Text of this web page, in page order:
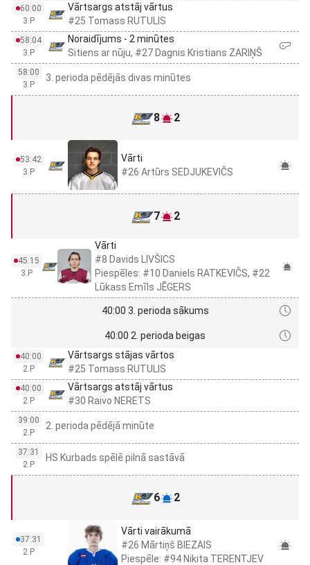
60:00
3.P
Vārtsargs atstāj vārtus
#25 Tomass RUTULIS
58:04
3.P
Noraidījums - 2 minūtes
Sitiens ar nūju, #27 Dagnis Kristians ZARIŅŠ
58:00
3.P
3. perioda pēdējās divas minūtes
8 2
53:42
3.P
Vārti
#26 Artūrs SEDJUKEVIČS
7 2
45:15
3.P
Vārti
#8 Davids LIVŠICS
Piespēles: #10 Daniels RATKEVIČS, #22
Lūkass Emīls JĒGERS
40:00 3. perioda sākums
40:00 2. perioda beigas
40:00
2.P
Vārtsargs stājas vārtos
#25 Tomass RUTULIS
40:00
2.P
Vārtsargs atstāj vārtus
#30 Raivo NERETS
39:00
2.P
2. perioda pēdējā minūte
37:31
2.P
HS Kurbads spēlē pilnā sastāvā
6 2
37:31
2.P
Vārti vairākumā
#26 Mārtiņš BIEZAIS
Piespēle: #94 Nikita TERENTJEV